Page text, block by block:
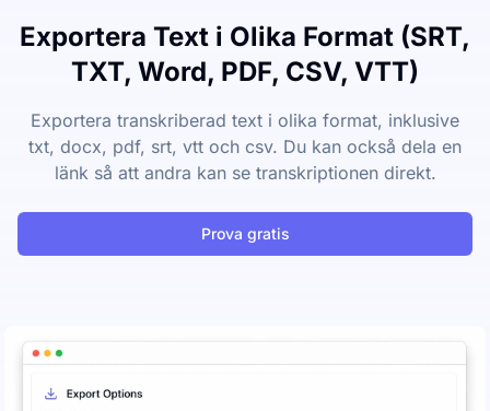
Exportera Text i Olika Format (SRT,
TXT, Word, PDF, CSV, VTT)
Exportera transkriberad text i olika format, inklusive
txt, docx, pdf, srt, vtt och csv. Du kan också dela en
länk så att andra kan se transkriptionen direkt.
Prova gratis